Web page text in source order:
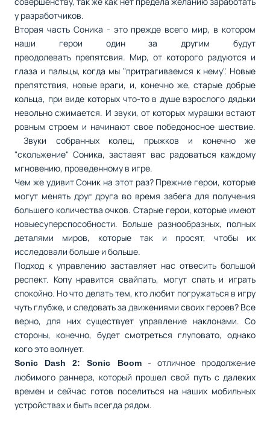
у разработчиков.
Вторая часть Соника - это прежде всего мир, в котором
наши герои один за другим будут
преодолевать препятсвия. Мир, от которого радуются и
глаза и пальцы, когда мы "притрагиваемся к нему". Новые
препятствия, новые враги, и, конечно же, старые добрые
кольца, при виде которых что-то в душе взрослого дядьки
невольно сжимается. И звуки, от которых мурашки встают
ровным строем и начинают свое победоносное шествие.
Звуки собранных колец, прыжков и конечно же
"скольжение" Соника, заставят вас радоваться каждому
мгновению, проведенному в игре.
Чем же удивит Соник на этот раз? Прежние герои, которые
могут менять друг друга во время забега для получения
большего количества очков. Старые герои, которые имеют
новыесуперспособности. Больше разнообразных, полных
деталями миров, которые так и просят, чтобы их
исследовали больше и больше.
Подход к управлению заставляет нас отвесить большой
респект. Копу нравится свайпать, могут спать и играть
спокойно. Но что делать тем, кто любит погружаться в игру
чуть глубже, и следовать за движениями своих героев? Все
верно, для них существует управление наклонами. Со
стороны, конечно, будет смотреться глуповато, однако
кого это волнует.
Sonic Dash 2: Sonic Boom- отличное продолжение
любимого раннера, который прошел свой путь с далеких
времен и сейчас готов поселиться на наших мобильных
устройствах и быть всегда рядом.